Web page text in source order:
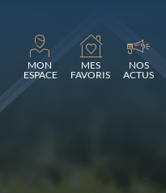
MON
ESPACE
Chargement...
MES
FAVORIS
NOS
ACTUS